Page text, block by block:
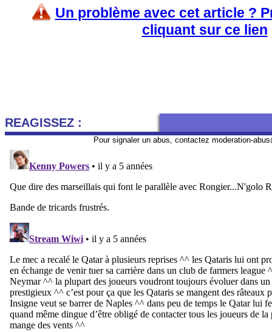
Un problème avec cet article ?
cliquant sur ce lien
REAGISSEZ :
Pour signaler un abus, contactez moderation-